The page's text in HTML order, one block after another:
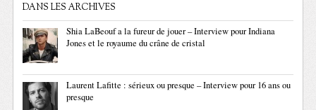
DANS LES ARCHIVES
Shia LaBeouf a la fureur de jouer – Interview pour Indiana
Jones et le royaume du crâne de cristal
Laurent Lafitte : sérieux ou presque – Interview pour 16 ans ou
presque